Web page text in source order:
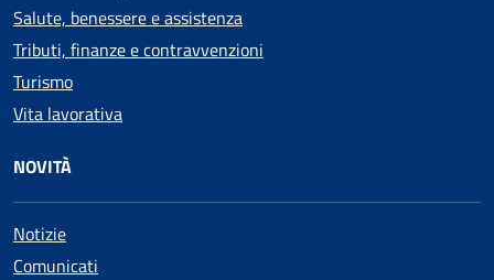
Salute, benessere e assistenza
Tributi, finanze e contravvenzioni
Turismo
Vita lavorativa
NOVITÀ
Notizie
Comunicati